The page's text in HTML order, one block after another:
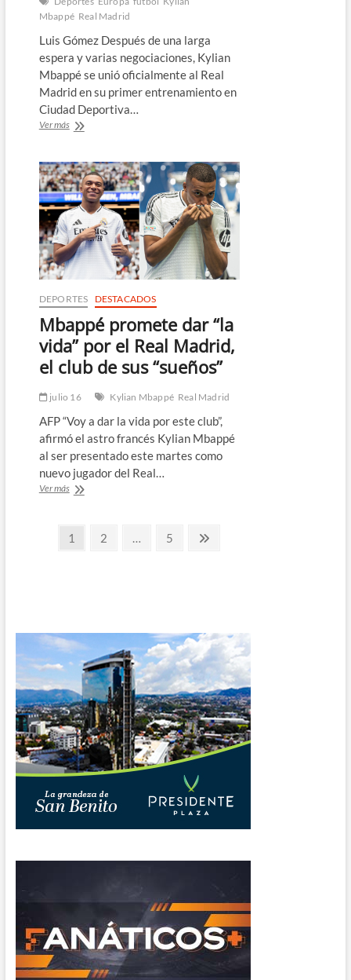
Mbappé Real Madrid
Luis Gómez Después de una larga
espera y varias negociaciones, Kylian
Mbappé se unió oficialmente al Real
Madrid en su primer entrenamiento en
Ciudad Deportiva…
Ver másMbappé
con
el
Real
Madrid
DEPORTES DESTACADOS
Mbappé promete dar “la
vida” por el Real Madrid,
el club de sus “sueños”
julio 16 Kylian Mbappé Real Madrid
AFP “Voy a dar la vida por este club”,
afirmó el astro francés Kylian Mbappé
al ser presentado este martes como
nuevo jugador del Real…
Ver másMbappé
vida”
de
“sueños”
Paginación
Página
1 Página
2 … Página
5